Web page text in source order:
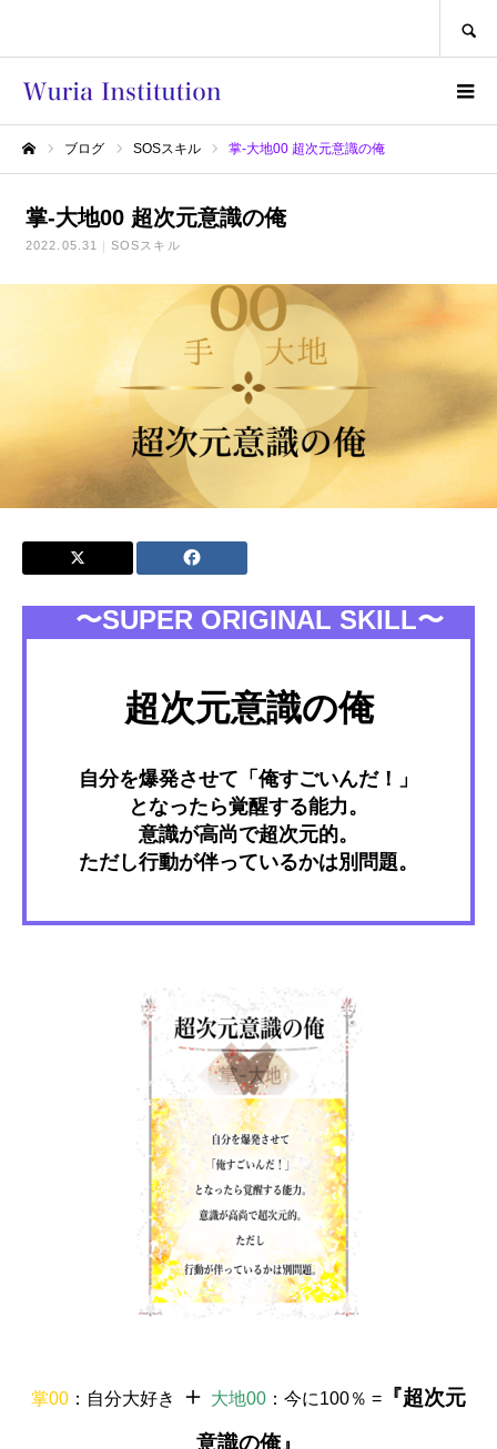
ブログ SOSスキル 掌-大地00 超次元意識の俺
掌-大地00 超次元意識の俺
2022.05.31 SOSスキル
〜SUPER ORIGINAL SKILL〜
超次元意識の俺
自分を爆発させて「俺すごいんだ！」
となったら覚醒する能力。
意識が高尚で超次元的。
ただし行動が伴っているかは別問題。
掌00 ： 自分大好き ＋ 大地00 ： 今に100％ =
『超次元
意識の俺』